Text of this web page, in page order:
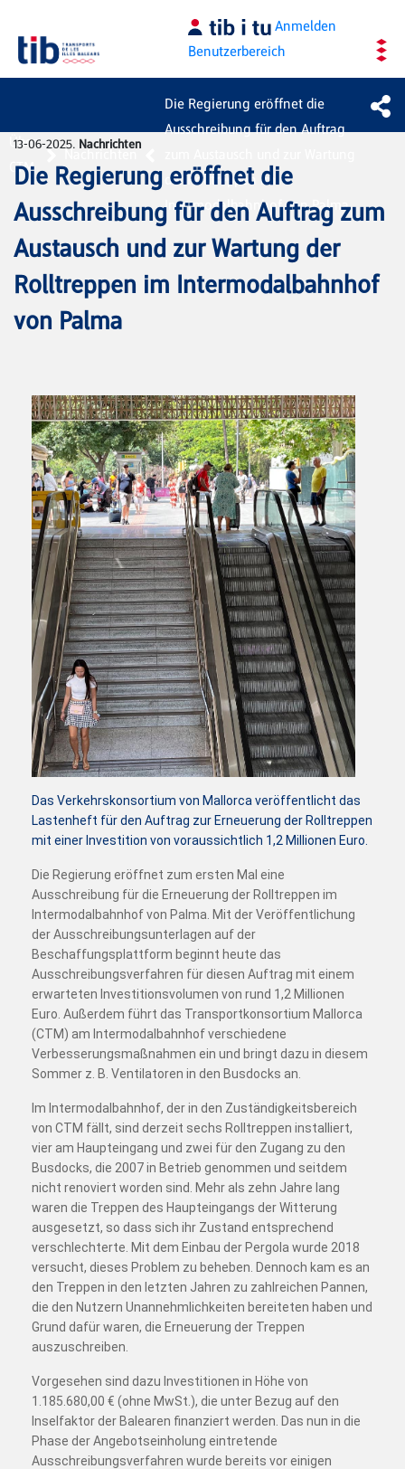
Anmelden
Benutzerbereich
Über
CTM
Nachrichten
Die Regierung eröffnet die
Ausschreibung für den Auftrag
der Rolltreppen im
Intermodalbahnhof von Palma
13-06-2025. Nachrichten
Die Regierung eröffnet die
Ausschreibung für den Auftrag zum
Austausch und zur Wartung der
Rolltreppen im Intermodalbahnhof
von Palma
Das Verkehrskonsortium von Mallorca veröffentlicht das
Lastenheft für den Auftrag zur Erneuerung der Rolltreppen
mit einer Investition von voraussichtlich 1,2 Millionen Euro.
Die Regierung eröffnet zum ersten Mal eine
Ausschreibung für die Erneuerung der Rolltreppen im
Intermodalbahnhof von Palma. Mit der Veröffentlichung
der Ausschreibungsunterlagen auf der
Beschaffungsplattform beginnt heute das
Ausschreibungsverfahren für diesen Auftrag mit einem
erwarteten Investitionsvolumen von rund 1,2 Millionen
Euro. Außerdem führt das Transportkonsortium Mallorca
(CTM) am Intermodalbahnhof verschiedene
Verbesserungsmaßnahmen ein und bringt dazu in diesem
Sommer z. B. Ventilatoren in den Busdocks an.
Im Intermodalbahnhof, der in den Zuständigkeitsbereich
von CTM fällt, sind derzeit sechs Rolltreppen installiert,
vier am Haupteingang und zwei für den Zugang zu den
Busdocks, die 2007 in Betrieb genommen und seitdem
nicht renoviert worden sind. Mehr als zehn Jahre lang
waren die Treppen des Haupteingangs der Witterung
ausgesetzt, so dass sich ihr Zustand entsprechend
verschlechterte. Mit dem Einbau der Pergola wurde 2018
versucht, dieses Problem zu beheben. Dennoch kam es an
den Treppen in den letzten Jahren zu zahlreichen Pannen,
die den Nutzern Unannehmlichkeiten bereiteten haben und
Grund dafür waren, die Erneuerung der Treppen
auszuschreiben.
Vorgesehen sind dazu Investitionen in Höhe von
1.185.680,00 € (ohne MwSt.), die unter Bezug auf den
Inselfaktor der Balearen finanziert werden. Das nun in die
Phase der Angebotseinholung eintretende
Ausschreibungsverfahren wurde bereits vor einigen